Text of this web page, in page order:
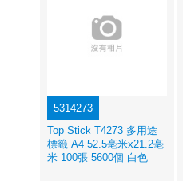
5314273
Top Stick T4273 多用途
標籤 A4 52.5亳米x21.2亳
米 100張 5600個 白色